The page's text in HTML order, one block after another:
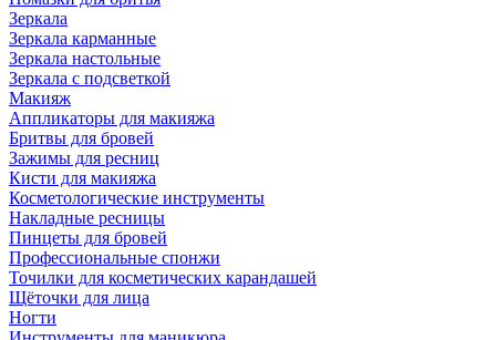
Зеркала
Зеркала карманные
Зеркала настольные
Зеркала с подсветкой
Макияж
Аппликаторы для макияжа
Бритвы для бровей
Зажимы для ресниц
Кисти для макияжа
Косметологические инструменты
Накладные ресницы
Пинцеты для бровей
Профессиональные спонжи
Точилки для косметических карандашей
Щёточки для лица
Ногти